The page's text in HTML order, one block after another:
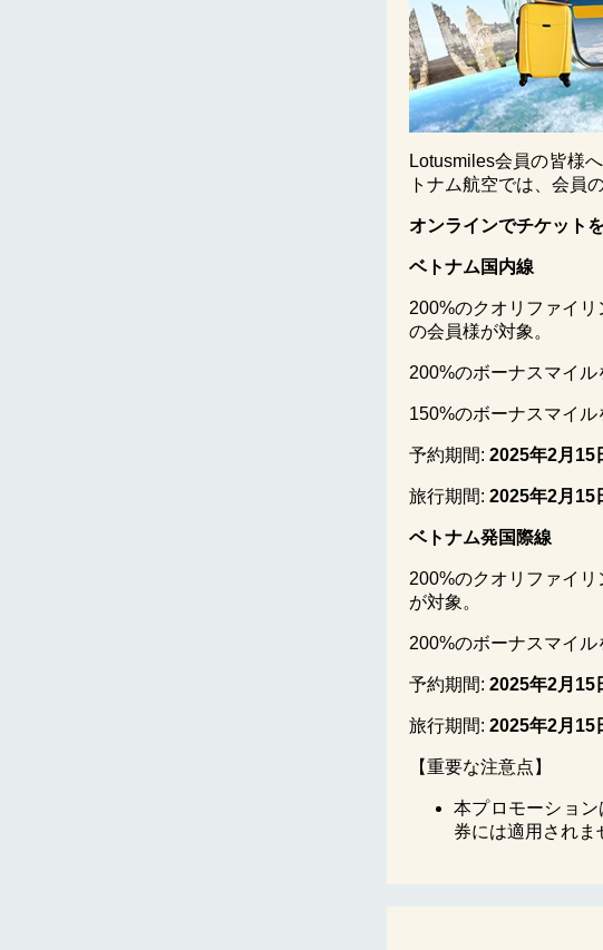
Lotusmiles会員の皆様
トナム航空では、会員
オンラインでチケット
ベトナム国内線
200%のクオリファイ
の会員様が対象。
200%のボーナスマイル
150%のボーナスマイル
予約期間: 2025年2月 15
旅行期間: 2025年2月 15
ベトナム発国際線
200%のクオリファイ
が対象。
200%のボーナスマイル
予約期間: 2025年2月 15
旅行期間: 2025年2月 15
【重要な注意点】
本プロモーション
券には適用されま